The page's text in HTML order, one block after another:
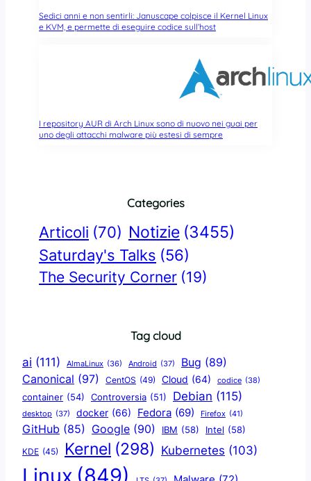
Sedici anni e non sentirli: Januscape colpisce il Kernel Linux
e KVM, e permette di eseguire codice sull’host
I repository AUR di Arch Linux sono di nuovo nei guai per
uno degli attacchi malware più estesi di sempre
Categories
Articoli (70) Notizie (3455)
Saturday's Talks (56)
The Security Corner (19)
Tag cloud
ai (111) AlmaLinux (36) Android (37) Bug (89)
Canonical (97) CentOS (49) Cloud (64) codice (38)
container (54) Controversia (51) Debian (115)
desktop (37) docker (66) Fedora (69) Firefox (41)
GitHub (85) Google (90) IBM (58) Intel (58)
KDE (45) Kernel (298) Kubernetes (103)
Linux (849)